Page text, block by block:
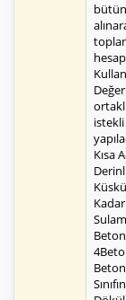
istekli
Kısa